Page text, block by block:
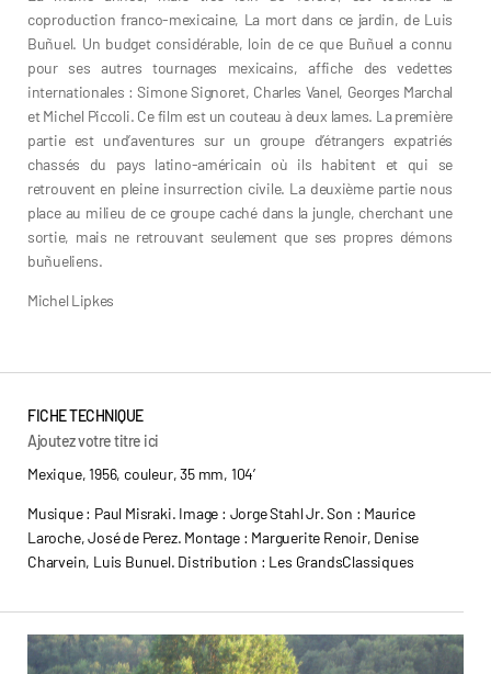
coproduction franco-mexicaine, La mort dans ce jardin, de Luis
Buñuel. Un budget considérable, loin de ce que Buñuel a connu
pour ses autres tournages mexicains, affiche des vedettes
internationales : Simone Signoret, Charles Vanel, Georges Marchal
et Michel Piccoli. Ce film est un couteau à deux lames. La première
partie est und’aventures sur un groupe d’étrangers expatriés
chassés du pays latino-américain où ils habitent et qui se
retrouvent en pleine insurrection civile. La deuxième partie nous
place au milieu de ce groupe caché dans la jungle, cherchant une
sortie, mais ne retrouvant seulement que ses propres démons
buñueliens.
Michel Lipkes
FICHE TECHNIQUE
Ajoutez votre titre ici
Mexique, 1956, couleur, 35 mm, 104’
Musique : Paul Misraki. Image : Jorge Stahl Jr. Son : Maurice
Laroche, José de Perez. Montage : Marguerite Renoir, Denise
Charvein, Luis Bunuel. Distribution : Les GrandsClassiques